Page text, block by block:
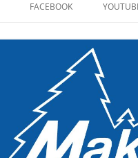
FACEBOOK